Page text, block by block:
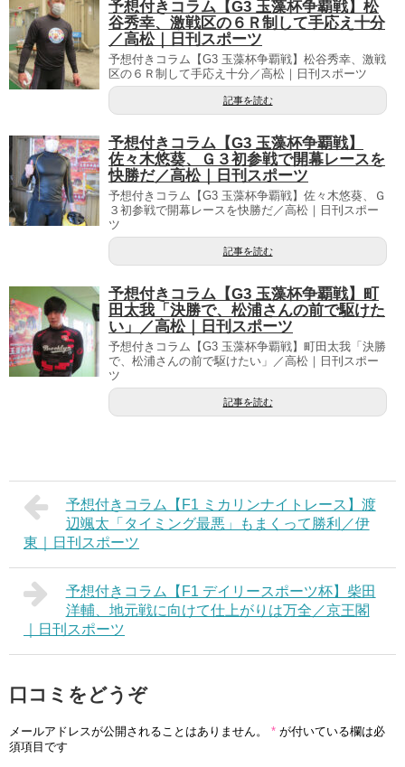
予想付きコラム【G3 玉藻杯争覇戦】松
谷秀幸、激戦区の６Ｒ制して手応え十分
／高松｜日刊スポーツ
予想付きコラム【G3 玉藻杯争覇戦】松谷秀幸、激戦
区の６Ｒ制して手応え十分／高松｜日刊スポーツ
記事を読む
予想付きコラム【G3 玉藻杯争覇戦】
佐々木悠葵、Ｇ３初参戦で開幕レースを
快勝だ／高松｜日刊スポーツ
予想付きコラム【G3 玉藻杯争覇戦】佐々木悠葵、Ｇ
３初参戦で開幕レースを快勝だ／高松｜日刊スポー
ツ
記事を読む
予想付きコラム【G3 玉藻杯争覇戦】町
田太我「決勝で、松浦さんの前で駆けた
い」／高松｜日刊スポーツ
予想付きコラム【G3 玉藻杯争覇戦】町田太我「決勝
で、松浦さんの前で駆けたい」／高松｜日刊スポー
ツ
記事を読む
予想付きコラム【F1 ミカリンナイトレース】渡
辺颯太「タイミング最悪」もまくって勝利／伊
東｜日刊スポーツ
予想付きコラム【F1 デイリースポーツ杯】柴田
洋輔、地元戦に向けて仕上がりは万全／京王閣
｜日刊スポーツ
口コミをどうぞ
メールアドレスが公開されることはありません。 * が付いている欄は必
須項目です